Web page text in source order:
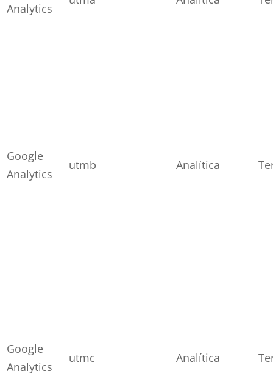
Analytics
Google
Analytics
utmb Analítica
Google
Analytics
utmc Analítica